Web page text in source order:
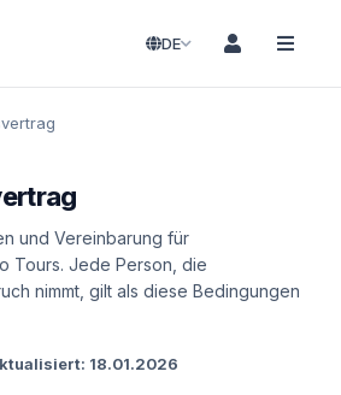
DE
und Vereinbarung für
Tours. Jede Person, die
nimmt, gilt als diese Bedingungen
18.01.2026